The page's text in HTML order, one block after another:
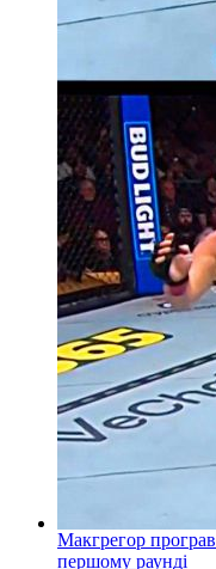
Макгрегор
першому раунді